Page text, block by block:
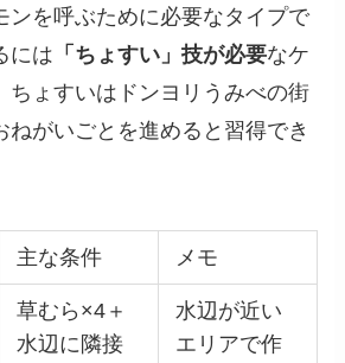
ンを呼ぶために必要なタイプで
には 「ちょすい」技が必要なケ
ちょすいはドンヨリうみべの街
ねがいごとを進めると習得でき
主な条件 メモ
草むら×4＋
水辺に隣接
水辺が近い
エリアで作